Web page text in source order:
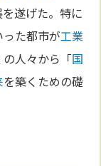
遂げた。特に
た都市が工業
人々から「国
を築くための礎